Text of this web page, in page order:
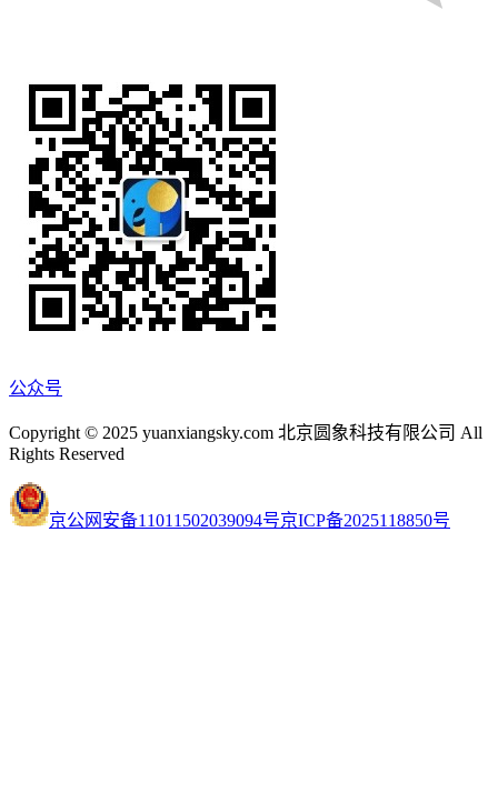
公众号
Copyright © 2025 yuanxiangsky.com 北京圆象科技有限公司 All
Rights Reserved
京公网安备11011502039094号京ICP备2025118850号